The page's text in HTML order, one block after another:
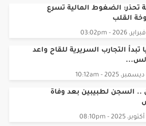
القلب
تبدأ التجارب السريرية للقاح واعد
.. السجن لطبيبين بعد وفاة
يكتشفون دواء يعكس أعراض